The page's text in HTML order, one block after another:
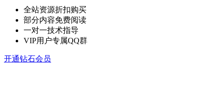
全站资源折扣购买
部分内容免费阅读
一对一技术指导
VIP用户专属QQ群
开通钻石会员